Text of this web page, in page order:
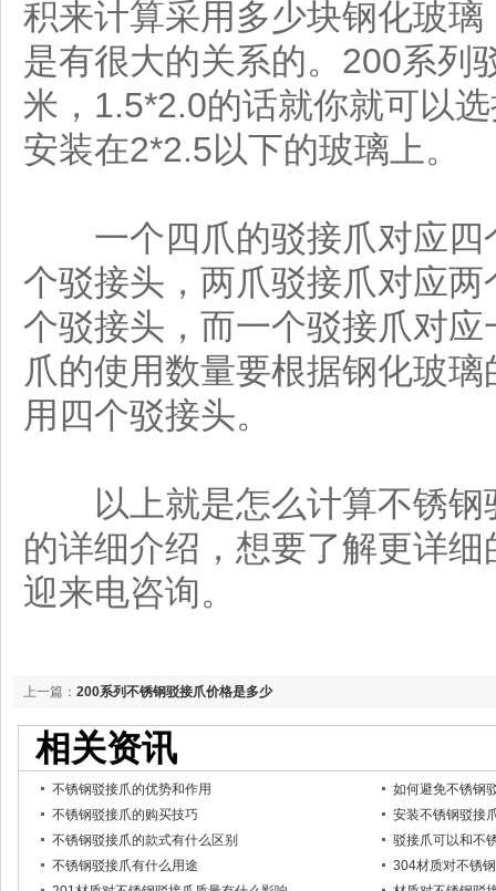
积来计算采用多少块钢化玻
是有很大的关系的。200系列
米，1.5*2.0的话就你就可以
安装在2*2.5以下的玻璃上。
一个四爪的驳接爪对应四
个驳接头，两爪驳接爪对应
个驳接头，而一个驳接爪对
爪的使用数量要根据钢化玻
用四个驳接头。
以上就是怎么计算不锈钢
的详细介绍，想要了解更详
迎来电咨询。
上一篇： 200系列不锈钢驳接爪价格是多少
相关资讯
不锈钢驳接爪的优势和作用
如何避免不锈钢
不锈钢驳接爪的购买技巧
安装不锈钢驳接
不锈钢驳接爪的款式有什么区别
驳接爪可以和不
不锈钢驳接爪有什么用途
304材质对不锈